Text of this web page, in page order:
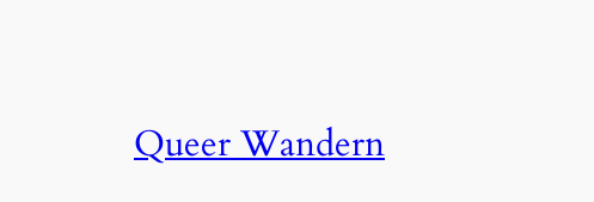
Queer Wandern